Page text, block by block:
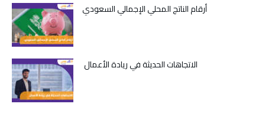
أرقام الناتج المحلي الإجمالي السعودي
الاتجاهات الحديثة في ريادة الأعمال